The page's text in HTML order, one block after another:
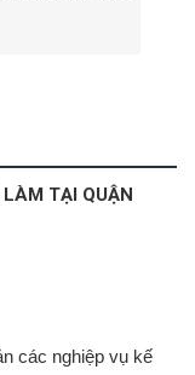
LÀM TẠI QUẬN
các nghiệp vụ kế